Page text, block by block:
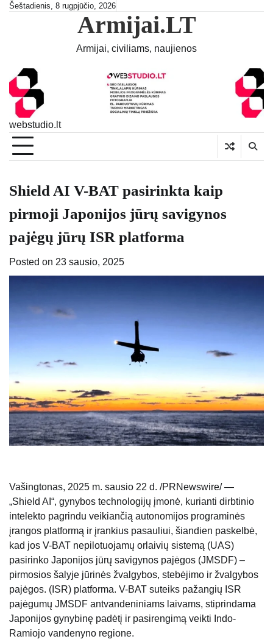
SkipŠeštadienis, 8 rugpjūčio, 2026
Armijai.LT
Armijai, civiliams, naujienos
webstudio.lt
Shield AI V-BAT pasirinkta kaip
pirmoji Japonijos jūrų savigynos
pajėgų jūrų ISR platforma
Posted on 23 sausio, 2025
Vašingtonas, 2025 m. sausio 22 d. /PRNewswire/ —
„Shield AI“, gynybos technologijų įmonė, kurianti dirbtinio
intelekto pagrindu veikiančią autonomijos programinės
įrangos platformą ir įrankius pasauliui, šiandien paskelbė,
kad jos V-BAT nepilotuojamų orlaivių sistemą (UAS)
pasirinko Japonijos jūrų savigynos pajėgos (JMSDF) –
pirmosios šalyje jūrinės žvalgybos, stebėjimo ir žvalgybos
pajėgos. (ISR) platforma. V-BAT suteiks pažangių ISR
pajėgumų JMSDF antvandeniniams laivams, stiprindama
Japonijos gynybinę padėtį ir pasirengimą veikti Indo-
Ramiojo vandenyno regione.